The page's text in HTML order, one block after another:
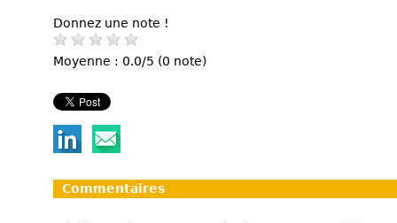
Donnez une note !
Moyenne : 0.0/5 (0 note)
Commentaires